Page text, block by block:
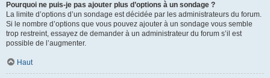
Pourquoi ne puis-je pas ajouter plus d’options à un sondage ?
La limite d’options d’un sondage est décidée par les administrateurs du forum.
Si le nombre d’options que vous pouvez ajouter à un sondage vous semble
trop restreint, essayez de demander à un administrateur du forum s’il est
possible de l’augmenter.
Haut